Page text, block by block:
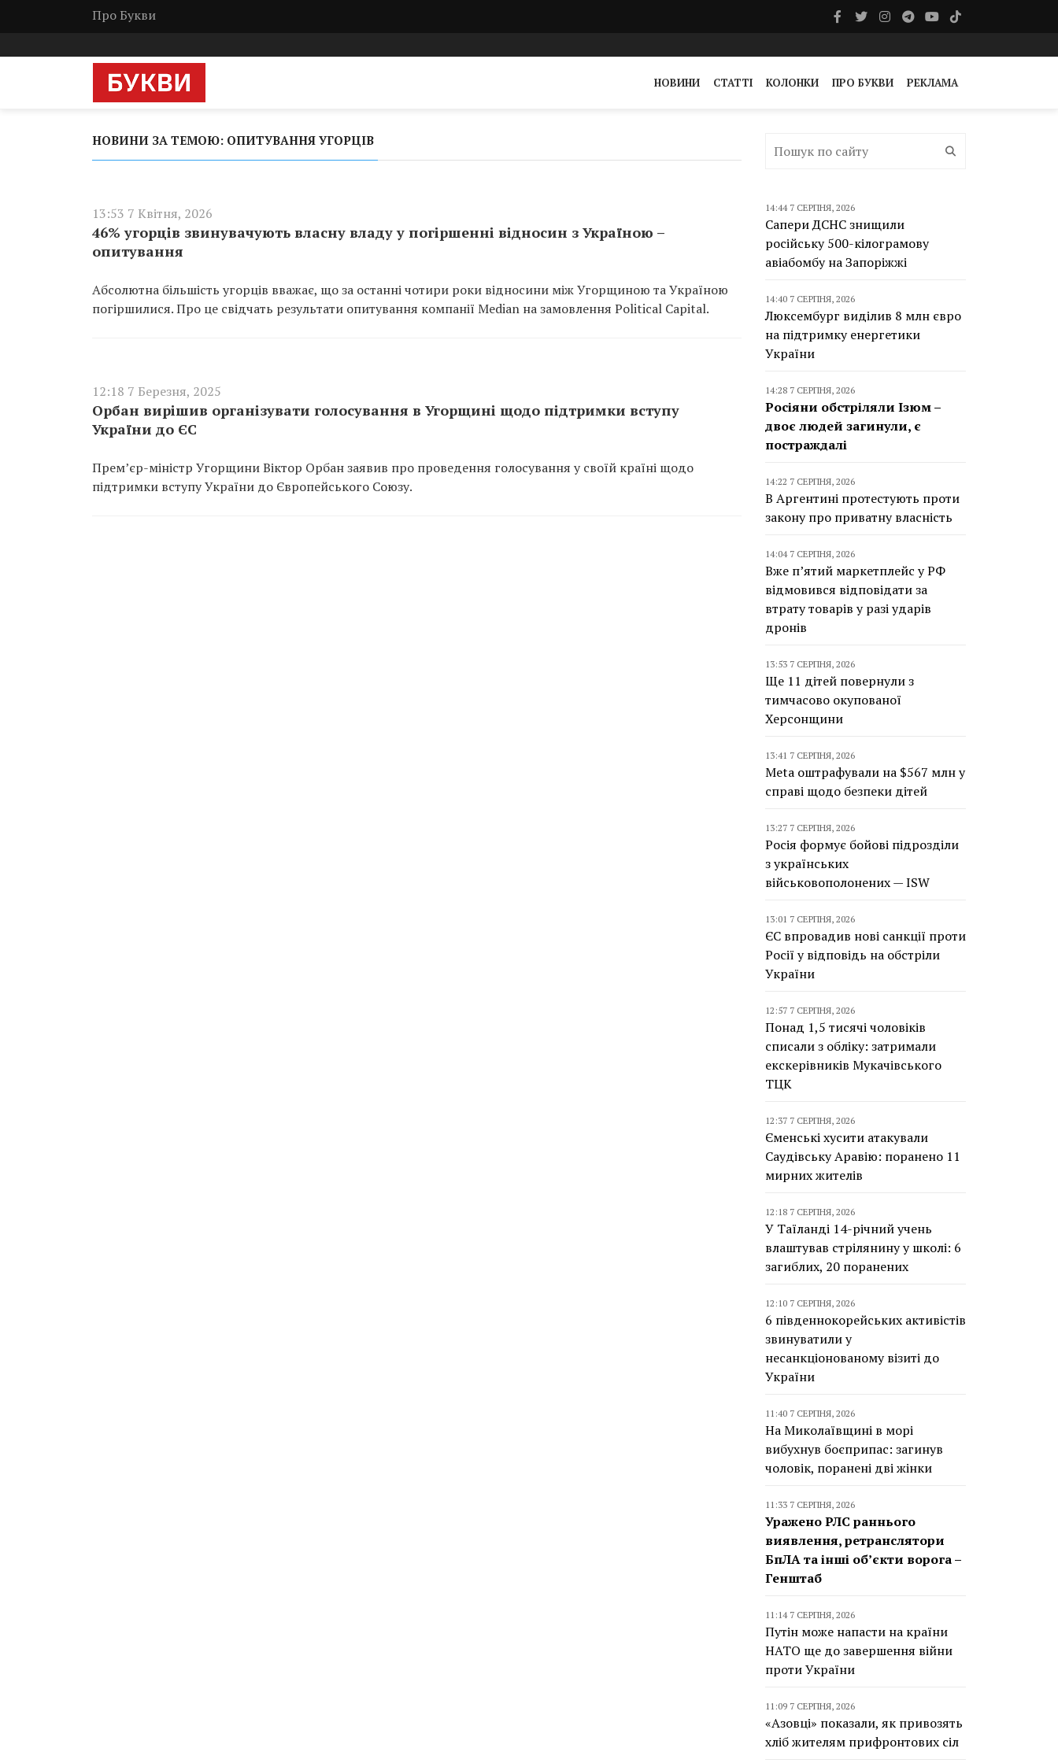
Про Букви
НОВИНИ СТАТТІ КОЛОНКИ ПРО БУКВИ РЕКЛАМА
НОВИНИ ЗА ТЕМОЮ: ОПИТУВАННЯ УГОРЦІВ
13:53 7 Квітня, 2026
46% угорців звинувачують власну владу у погіршенні відносин з Україною –
опитування
Абсолютна більшість угорців вважає, що за останні чотири роки відносини між Угорщиною та Україною
погіршилися. Про це свідчать результати опитування компанії Median на замовлення Political Capital.
12:18 7 Березня, 2025
Орбан вирішив організувати голосування в Угорщині щодо підтримки вступу
України до ЄС
Прем’єр-міністр Угорщини Віктор Орбан заявив про проведення голосування у своїй країні щодо
підтримки вступу України до Європейського Союзу.
14:44 7 СЕРПНЯ, 2026
Сапери ДСНС знищили
російську 500-кілограмову
авіабомбу на Запоріжжі
14:40 7 СЕРПНЯ, 2026
Люксембург виділив 8 млн євро
на підтримку енергетики
України
14:28 7 СЕРПНЯ, 2026
Росіяни обстріляли Ізюм –
двоє людей загинули, є
постраждалі
14:22 7 СЕРПНЯ, 2026
В Аргентині протестують проти
закону про приватну власність
14:04 7 СЕРПНЯ, 2026
Вже п’ятий маркетплейс у РФ
відмовився відповідати за
втрату товарів у разі ударів
дронів
13:53 7 СЕРПНЯ, 2026
Ще 11 дітей повернули з
тимчасово окупованої
Херсонщини
13:41 7 СЕРПНЯ, 2026
Meta оштрафували на $567 млн у
справі щодо безпеки дітей
13:27 7 СЕРПНЯ, 2026
Росія формує бойові підрозділи
з українських
військовополонених — ISW
13:01 7 СЕРПНЯ, 2026
ЄС впровадив нові санкції проти
Росії у відповідь на обстріли
України
12:57 7 СЕРПНЯ, 2026
Понад 1,5 тисячі чоловіків
списали з обліку: затримали
екскерівників Мукачівського
ТЦК
12:37 7 СЕРПНЯ, 2026
Єменські хусити атакували
Саудівську Аравію: поранено 11
мирних жителів
12:18 7 СЕРПНЯ, 2026
У Таїланді 14-річний учень
влаштував стрілянину у школі: 6
загиблих, 20 поранених
12:10 7 СЕРПНЯ, 2026
6 південнокорейських активістів
звинуватили у
несанкціонованому візиті до
України
11:40 7 СЕРПНЯ, 2026
На Миколаївщині в морі
вибухнув боєприпас: загинув
чоловік, поранені дві жінки
11:33 7 СЕРПНЯ, 2026
Уражено РЛС раннього
виявлення, ретранслятори
БпЛА та інші об’єкти ворога –
Генштаб
11:14 7 СЕРПНЯ, 2026
Путін може напасти на країни
НАТО ще до завершення війни
проти України
11:09 7 СЕРПНЯ, 2026
«Азовці» показали, як привозять
хліб жителям прифронтових сіл